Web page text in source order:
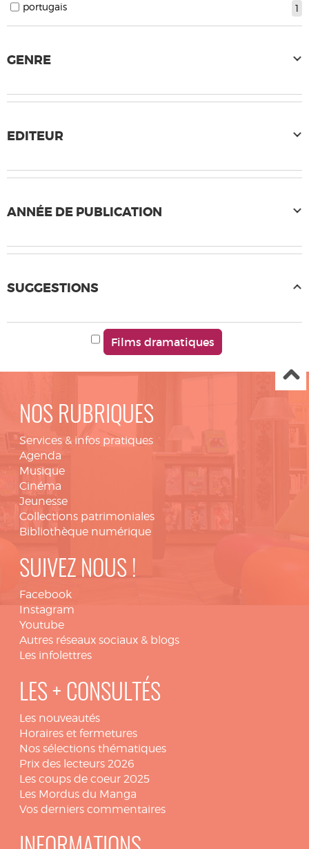
1
portugais
GENRE
EDITEUR
ANNÉE DE PUBLICATION
SUGGESTIONS
Films dramatiques
NOS RUBRIQUES
Services & infos pratiques
Agenda
Musique
Cinéma
Jeunesse
Collections patrimoniales
Bibliothèque numérique
SUIVEZ NOUS !
Facebook
Instagram
Youtube
Autres réseaux sociaux & blogs
Les infolettres
LES + CONSULTÉS
Les nouveautés
Horaires et fermetures
Nos sélections thématiques
Prix des lecteurs 2026
Les coups de coeur 2025
Les Mordus du Manga
Vos derniers commentaires